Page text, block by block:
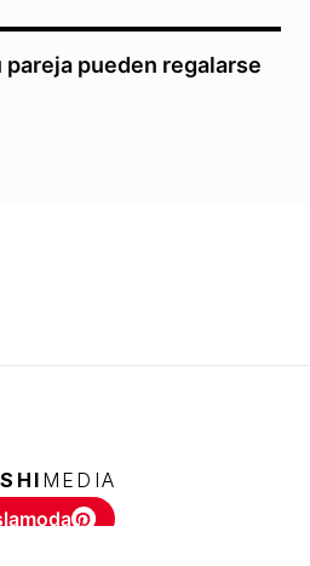
pueden regalarse
MEDIA